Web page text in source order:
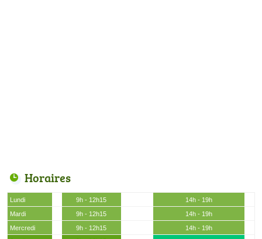
Horaires
Lundi 9h - 12h15
14h - 19h
Mardi
9h - 12h15
14h - 19h
Mercredi
9h - 12h15
14h - 19h